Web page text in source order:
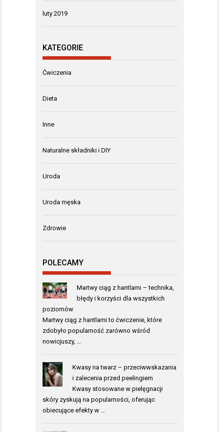
luty 2019
KATEGORIE
Ćwiczenia
Dieta
Inne
Naturalne składniki i DIY
Uroda
Uroda męska
Zdrowie
POLECAMY
Martwy ciąg z hantlami – technika,
błędy i korzyści dla wszystkich
poziomów
Martwy ciąg z hantlami to ćwiczenie, które
zdobyło popularność zarówno wśród
nowicjuszy, …
Kwasy na twarz – przeciwwskazania
i zalecenia przed peelingiem
Kwasy stosowane w pielęgnacji
skóry zyskują na popularności, oferując
obiecujące efekty w …